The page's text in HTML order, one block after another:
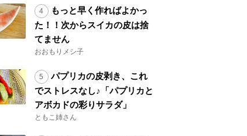
もっと早く作ればよかっ
た！！次からスイカの皮は捨
てません
おおもりメシ子
パプリカの皮剥き、これ
でストレスなし♪「パプリカと
アボカドの彩りサラダ」
ともこ姉さん